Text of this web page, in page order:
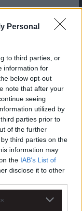
Personal
to third parties, or
information for
below opt-out
note that after your
seeing
utilized by
parties prior to
of the further
third parties on the
information may
the IAB’s List of
disclose it to other